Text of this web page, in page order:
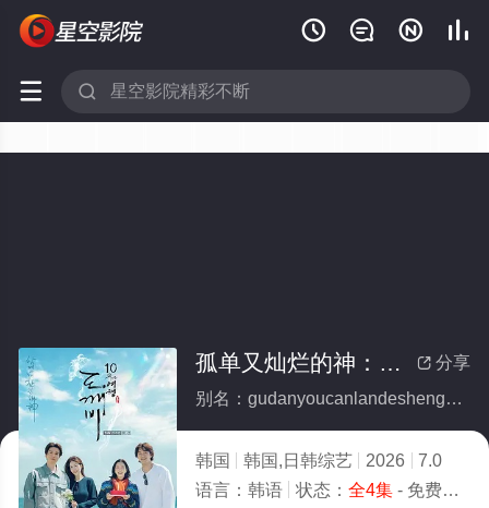
   
 
 分享
孤单又灿烂的神：鬼怪十周年特辑(全集)
别名：gudanyoucanlandeshenguiguaishizhounianteji
韩国 韩国,日韩综艺 2026
7.0
语言： 韩语 状态： 全4集- 免费在线观看